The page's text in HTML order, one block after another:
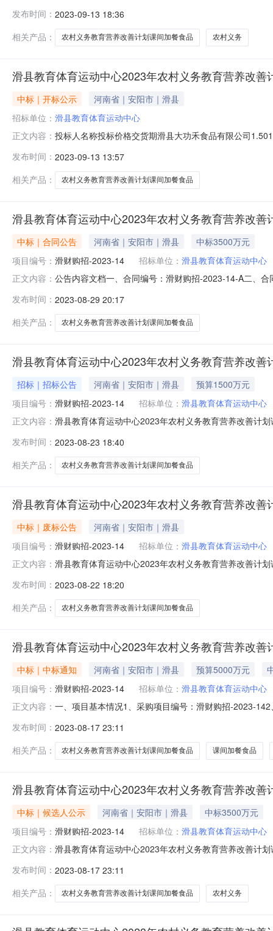
标结果公示如下：一、项目基本情况1、采购编号：
发布时间： 2023-09-13 18:36
相关产品：
农村义务教育营养改善计划课间加餐食品 农村义务
滑县教育体育运动中心2023年农村义务教育营养改
中标｜开标公示
河南省｜安阳市｜滑县
招标单位： 滑县教育体育运动中心
正文内容： 投标人名称投标价格交货期滑县大功禾食品有限公司
发布时间： 2023-09-13 13:57
相关产品：
农村义务教育营养改善计划课间加餐食品
滑县教育体育运动中心2023年农村义务教育营养改
中标｜合同公告 河南省｜安阳市｜滑县
中标3500万元
项目编号： 滑财购招-2023-14 招标单位： 滑县教育体育运动中心
正文内容： 公告内容文档一、合同编号：滑财购招-2023-14-A二、
路中段联系人：王皓联系方式：0372-86680702.供应商
发布时间： 2023-08-29 20:17
相关产品：
农村义务教育营养改善计划课间加餐食品
滑县教育体育运动中心2023年农村义务教育营养改
招标｜招标公告 河南省｜安阳市｜滑县
预算1500万元
项目编号： 滑财购招-2023-14 招标单位： 滑县教育体育运动中心
正文内容： 滑县教育体育运动中心2023年农村义务教育营养改善计
本情况1、项目编号：滑财购招-2023-142、项目名称：
50,000,0
发布时间： 2023-08-23 18:40
相关产品：
农村义务教育营养改善计划课间加餐食品
滑县教育体育运动中心2023年农村义务教育营养改
中标｜废标公告
河南省｜安阳市｜滑县
项目编号： 滑财购招-2023-14 招标单位： 滑县教育体育运动中心
正文内容： 滑县教育体育运动中心2023年农村义务教育营养改善计
布媒介标段2023-07-27《河南省政府采购网》、《全国
发布时间： 2023-08-22 18:20
相关产品：
农村义务教育营养改善计划课间加餐食品
滑县教育体育运动中心2023年农村义务教育营养改
中标｜中标通知 河南省｜安阳市｜滑县 预算5000万元
项目编号： 滑财购招-2023-14 招标单位： 滑县教育体育运动中心
正文内容： 一、项目基本情况1、采购项目编号：滑财购招-2023-
包。2、采购标准：5元/生/天。预计50000人200天，采
发布时间： 2023-08-17 23:11
相关产品：
农村义务教育营养改善计划课间加餐食品 课间加餐食品
滑县教育体育运动中心2023年农村义务教育营养改
中标｜候选人公示 河南省｜安阳市｜滑县
中标3500万元
项目编号： 滑财购招-2023-14 招标单位： 滑县教育体育运动中心
正文内容： 滑县教育体育运动中心2023年农村义务教育营养改善计
一、项目基本情况1、采购编号：HJYZG[202307]021号
发布时间： 2023-08-17 23:11
相关产品：
农村义务教育营养改善计划课间加餐食品 农村义务